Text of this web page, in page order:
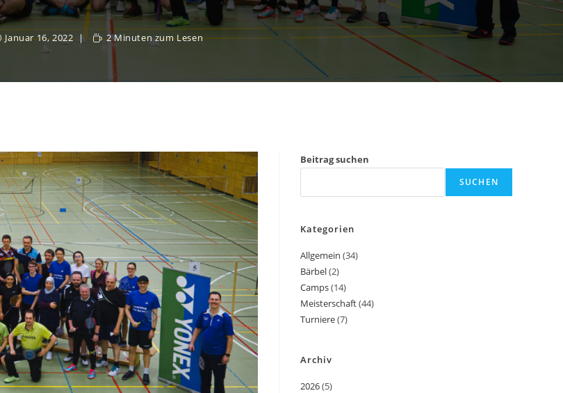
Januar 16, 2022 2 Minuten zum Lesen
Beitrag suchen
SUCHEN
Kategorien
Allgemein (34)
Bärbel(2)
Camps(14)
Meisterschaft(44)
Turniere(7)
Archiv
2026(5)